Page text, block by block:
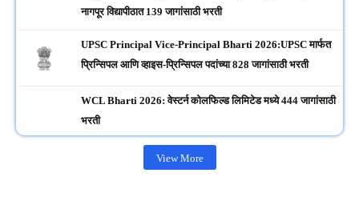
नागपूर विद्यापीठात 139 जागांसाठी भरती
UPSC Principal Vice-Principal Bharti 2026:UPSC मार्फत
प्रिन्सिपल आणि व्हाइस-प्रिन्सिपल पदांच्या 828 जागांसाठी भरती
WCL Bharti 2026: वेस्टर्न कोलफिल्ड लिमिटेड मध्ये 444 जागांसाठी
भरती
View More